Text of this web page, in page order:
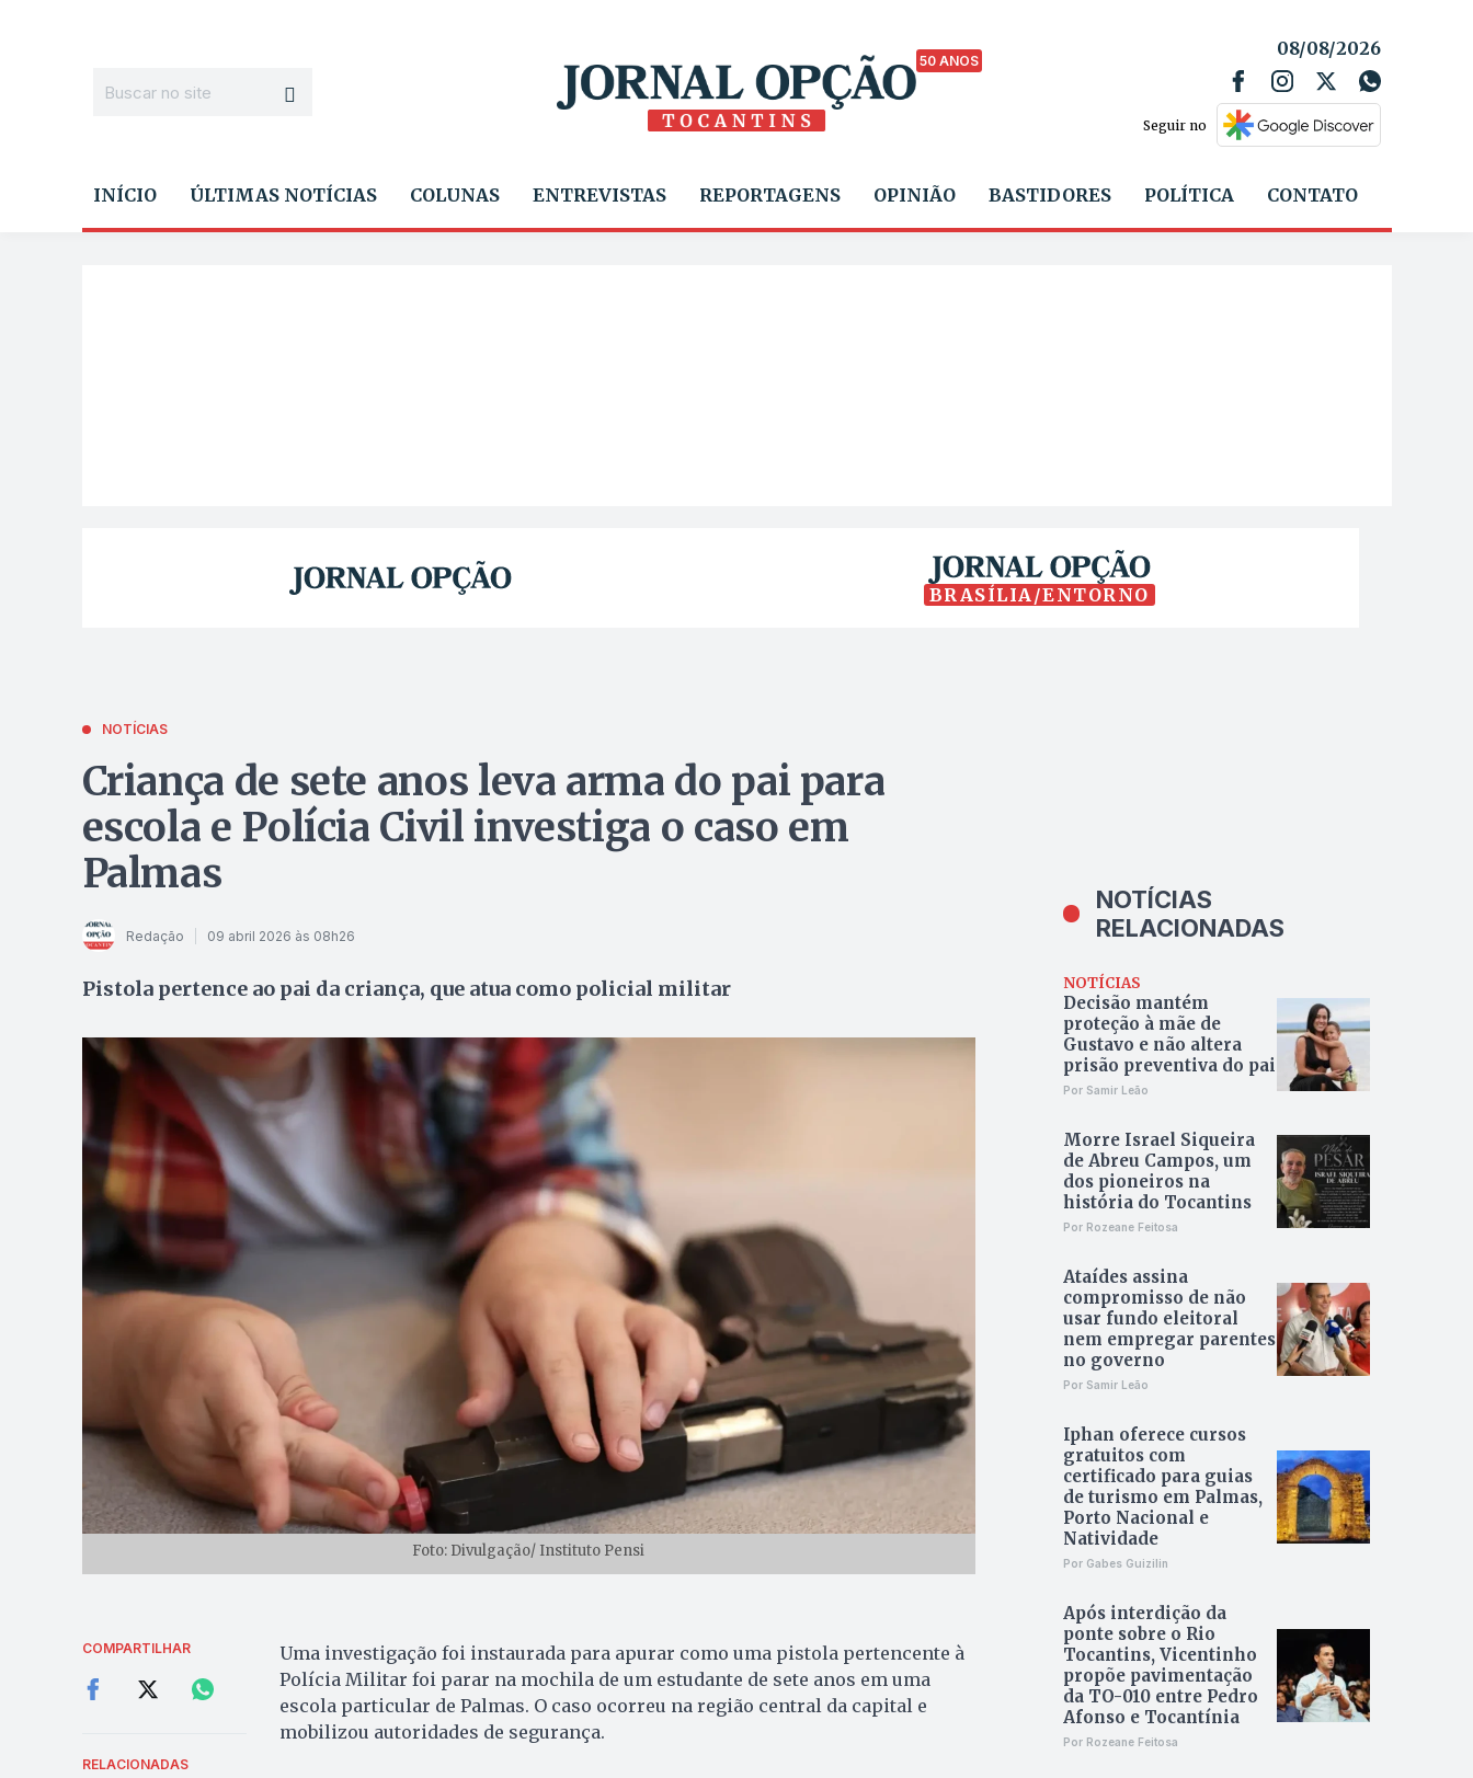
50 ANOS
08/08/2026
Seguir no
INÍCIO ÚLTIMAS NOTÍCIAS COLUNAS ENTREVISTAS REPORTAGENS OPINIÃO BASTIDORES POLÍTICA CONTATO
BRASÍLIA/ENTORNO
NOTÍCIAS
Criança de sete anos leva arma do pai para
escola e Polícia Civil investiga o caso em
Palmas
Redação 09 abril 2026 às 08h26
Pistola pertence ao pai da criança, que atua como policial militar
Foto: Divulgação/ Instituto Pensi
COMPARTILHAR
RELACIONADAS
Uma investigação foi instaurada para apurar como uma pistola pertencente à
Polícia Militar foi parar na mochila de um estudante de sete anos em uma
escola particular de Palmas. O caso ocorreu na região central da capital e
mobilizou autoridades de segurança.
NOTÍCIAS
RELACIONADAS
NOTÍCIAS
Decisão mantém
proteção à mãe de
Gustavo e não altera
prisão preventiva do pai
Por Samir Leão
Morre Israel Siqueira
de Abreu Campos, um
dos pioneiros na
história do Tocantins
Por Rozeane Feitosa
Ataídes assina
compromisso de não
usar fundo eleitoral
nem empregar parentes
no governo
Por Samir Leão
Iphan oferece cursos
gratuitos com
certificado para guias
de turismo em Palmas,
Porto Nacional e
Natividade
Por Gabes Guizilin
Após interdição da
ponte sobre o Rio
Tocantins, Vicentinho
propõe pavimentação
da TO-010 entre Pedro
Afonso e Tocantínia
Por Rozeane Feitosa